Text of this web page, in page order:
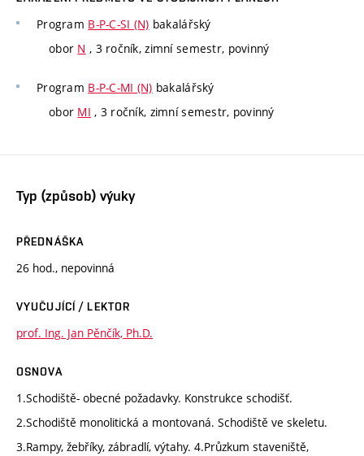
Program B-P-C-SI (N) bakalářský
obor N , 3 ročník, zimní semestr, povinný
Program B-P-C-MI (N) bakalářský
obor MI , 3 ročník, zimní semestr, povinný
Typ (způsob) výuky
PŘEDNÁŠKA
26 hod., nepovinná
VYUČUJÍCÍ / LEKTOR
prof. Ing. Jan Pěnčík, Ph.D.
OSNOVA
1.Schodiště- obecné požadavky. Konstrukce schodišť.
2.Schodiště monolitická a montovaná. Schodiště ve skeletu.
3.Rampy, žebříky, zábradlí, výtahy. 4.Průzkum staveniště,